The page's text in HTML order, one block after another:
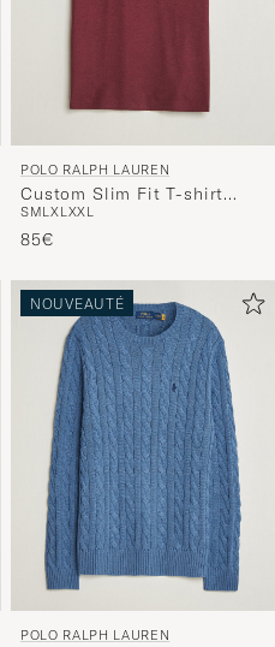
POLO RALPH LAUREN
Custom Slim Fit T-shirt
Spring Wine Heather
SMLXLXXL
85€
NOUVEAUTÉ
POLO RALPH LAUREN